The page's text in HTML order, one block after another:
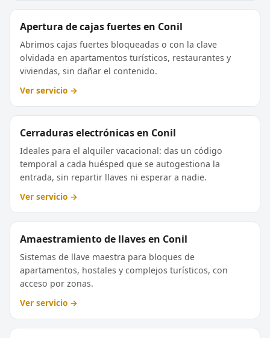
Apertura de cajas fuertes en Conil
Abrimos cajas fuertes bloqueadas o con la clave
olvidada en apartamentos turísticos, restaurantes y
viviendas, sin dañar el contenido.
Ver servicio →
Cerraduras electrónicas en Conil
Ideales para el alquiler vacacional: das un código
temporal a cada huésped que se autogestiona la
entrada, sin repartir llaves ni esperar a nadie.
Ver servicio →
Amaestramiento de llaves en Conil
Sistemas de llave maestra para bloques de
apartamentos, hostales y complejos turísticos, con
acceso por zonas.
Ver servicio →